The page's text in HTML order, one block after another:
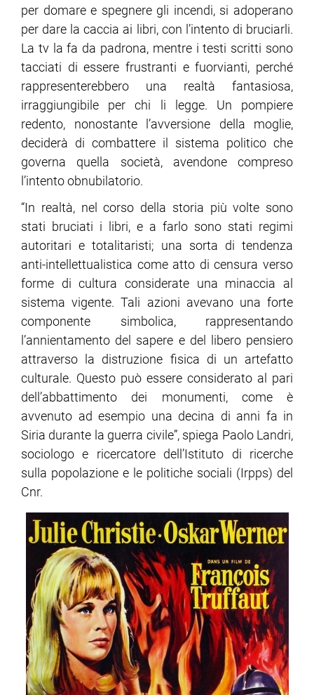
per domare e spegnere gli incendi, si adoperano
per dare la caccia ai libri, con l’intento di bruciarli.
La tv la fa da padrona, mentre i testi scritti sono
tacciati di essere frustranti e fuorvianti, perché
rappresenterebbero una realtà fantasiosa,
irraggiungibile per chi li legge. Un pompiere
redento, nonostante l’avversione della moglie,
deciderà di combattere il sistema politico che
governa quella società, avendone compreso
l’intento obnubilatorio.
“In realtà, nel corso della storia più volte sono
stati bruciati i libri, e a farlo sono stati regimi
autoritari e totalitaristi; una sorta di tendenza
anti-intellettualistica come atto di censura verso
forme di cultura considerate una minaccia al
sistema vigente. Tali azioni avevano una forte
componente simbolica, rappresentando
l’annientamento del sapere e del libero pensiero
attraverso la distruzione fisica di un artefatto
culturale. Questo può essere considerato al pari
dell’abbattimento dei monumenti, come è
avvenuto ad esempio una decina di anni fa in
Siria durante la guerra civile”, spiega Paolo Landri,
sociologo e ricercatore dell’Istituto di ricerche
sulla popolazione e le politiche sociali (Irpps) del
Cnr.